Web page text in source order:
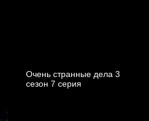
Очень странные дела 3
cезон 7 cерия